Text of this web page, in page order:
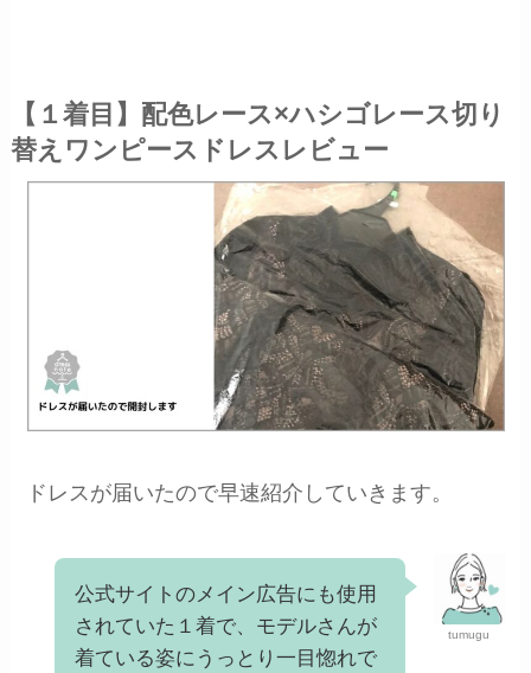
【１着目】配色レース×ハシゴレース切り
替えワンピースドレスレビュー
ドレスが届いたので早速紹介していきます。
tumugu
公式サイトのメイン広告にも使用
されていた１着で、モデルさんが
着ている姿にうっとり一目惚れで